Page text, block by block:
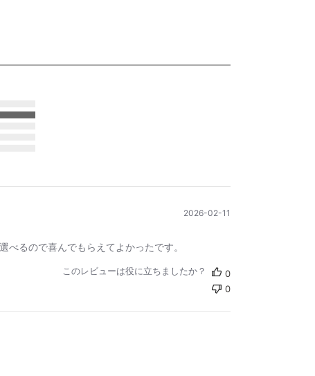
るので喜んでもらえてよかったです。
2026-02-11
このレビューは役に立ちましたか？
0
0